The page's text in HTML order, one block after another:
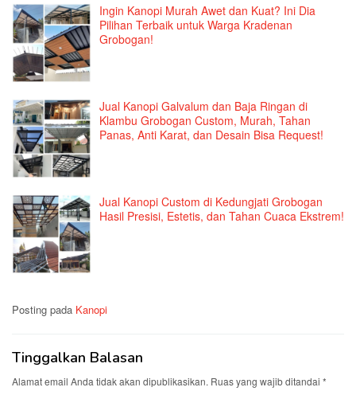
Ingin Kanopi Murah Awet dan Kuat? Ini Dia
Pilihan Terbaik untuk Warga Kradenan
Grobogan!
Jual Kanopi Galvalum dan Baja Ringan di
Klambu Grobogan Custom, Murah, Tahan
Panas, Anti Karat, dan Desain Bisa Request!
Jual Kanopi Custom di Kedungjati Grobogan
Hasil Presisi, Estetis, dan Tahan Cuaca Ekstrem!
Posting pada Kanopi
Tinggalkan Balasan
Alamat email Anda tidak akan dipublikasikan. Ruas yang wajib ditandai *